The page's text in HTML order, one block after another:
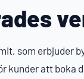
som erbjuder
kunder att boka